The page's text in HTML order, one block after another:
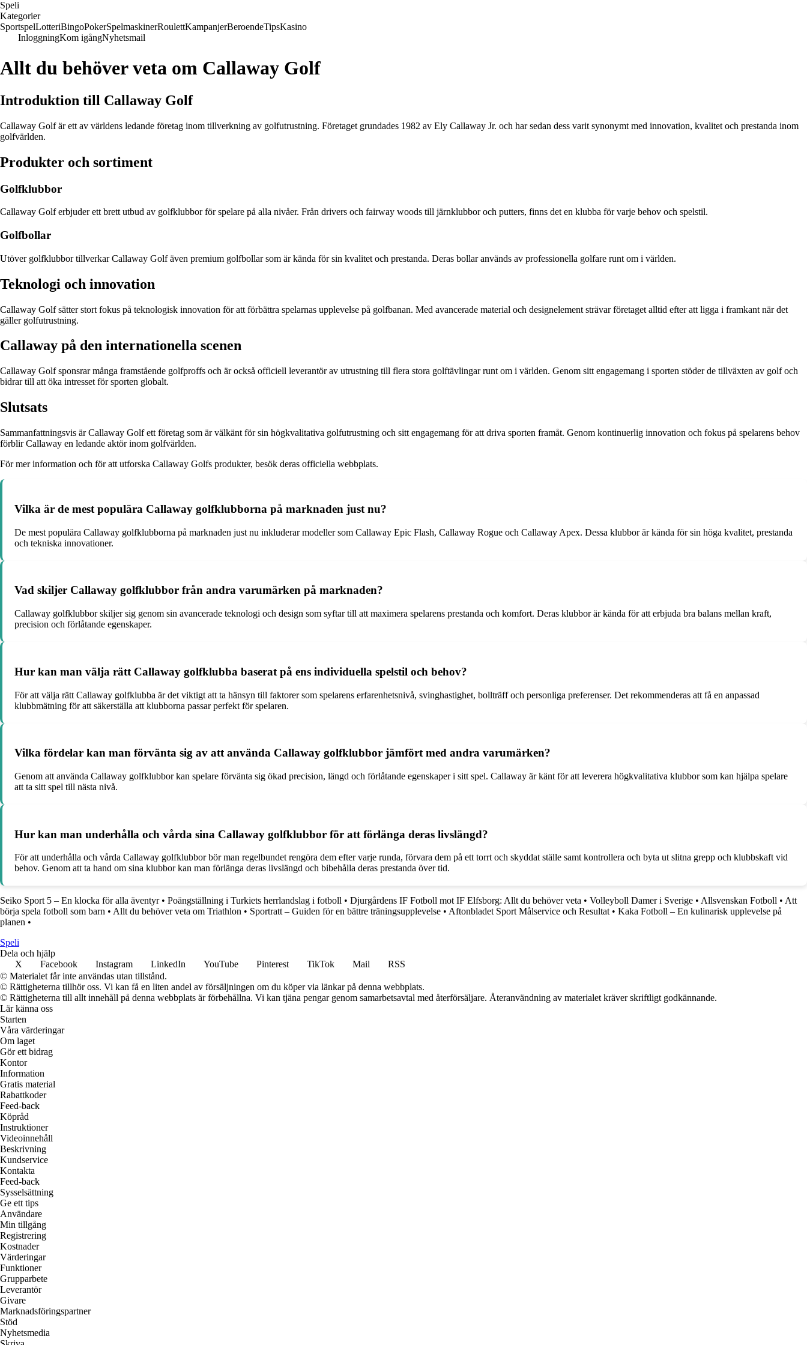
Speli
Kategorier
SportspelLotteriBingoPokerSpelmaskinerRoulettKampanjerBeroendeTipsKasino
InloggningKom igångNyhetsmail
Allt du behöver veta om Callaway Golf
Introduktion till Callaway Golf
Callaway Golf är ett av världens ledande företag inom tillverkning av golfutrustning. Företaget grundades 1982 av Ely Callaway Jr. och har sedan dess varit synonymt med innovation, kvalitet och prestanda inom
golfvärlden.
Produkter och sortiment
Golfklubbor
Callaway Golf erbjuder ett brett utbud av golfklubbor för spelare på alla nivåer. Från drivers och fairway woods till järnklubbor och putters, finns det en klubba för varje behov och spelstil.
Golfbollar
Utöver golfklubbor tillverkar Callaway Golf även premium golfbollar som är kända för sin kvalitet och prestanda. Deras bollar används av professionella golfare runt om i världen.
Teknologi och innovation
Callaway Golf sätter stort fokus på teknologisk innovation för att förbättra spelarnas upplevelse på golfbanan. Med avancerade material och designelement strävar företaget alltid efter att ligga i framkant när det
gäller golfutrustning.
Callaway på den internationella scenen
Callaway Golf sponsrar många framstående golfproffs och är också officiell leverantör av utrustning till flera stora golftävlingar runt om i världen. Genom sitt engagemang i sporten stöder de tillväxten av golf och
bidrar till att öka intresset för sporten globalt.
Slutsats
Sammanfattningsvis är Callaway Golf ett företag som är välkänt för sin högkvalitativa golfutrustning och sitt engagemang för att driva sporten framåt. Genom kontinuerlig innovation och fokus på spelarens behov
förblir Callaway en ledande aktör inom golfvärlden.
För mer information och för att utforska Callaway Golfs produkter, besök deras officiella webbplats.
Vilka är de mest populära Callaway golfklubborna på marknaden just nu?
De mest populära Callaway golfklubborna på marknaden just nu inkluderar modeller som Callaway Epic Flash, Callaway Rogue och Callaway Apex. Dessa klubbor är kända för sin höga kvalitet, prestanda
och tekniska innovationer.
Vad skiljer Callaway golfklubbor från andra varumärken på marknaden?
Callaway golfklubbor skiljer sig genom sin avancerade teknologi och design som syftar till att maximera spelarens prestanda och komfort. Deras klubbor är kända för att erbjuda bra balans mellan kraft,
precision och förlåtande egenskaper.
Hur kan man välja rätt Callaway golfklubba baserat på ens individuella spelstil och behov?
För att välja rätt Callaway golfklubba är det viktigt att ta hänsyn till faktorer som spelarens erfarenhetsnivå, svinghastighet, bollträff och personliga preferenser. Det rekommenderas att få en anpassad
klubbmätning för att säkerställa att klubborna passar perfekt för spelaren.
Vilka fördelar kan man förvänta sig av att använda Callaway golfklubbor jämfört med andra varumärken?
Genom att använda Callaway golfklubbor kan spelare förvänta sig ökad precision, längd och förlåtande egenskaper i sitt spel. Callaway är känt för att leverera högkvalitativa klubbor som kan hjälpa spelare
att ta sitt spel till nästa nivå.
Hur kan man underhålla och vårda sina Callaway golfklubbor för att förlänga deras livslängd?
För att underhålla och vårda Callaway golfklubbor bör man regelbundet rengöra dem efter varje runda, förvara dem på ett torrt och skyddat ställe samt kontrollera och byta ut slitna grepp och klubbskaft vid
behov. Genom att ta hand om sina klubbor kan man förlänga deras livslängd och bibehålla deras prestanda över tid.
Seiko Sport 5 – En klocka för alla äventyr• Poängställning i Turkiets herrlandslag i fotboll • Djurgårdens IF Fotboll mot IF Elfsborg: Allt du behöver veta • Volleyboll Damer i Sverige • Allsvenskan Fotboll • Att
börja spela fotboll som barn • Allt du behöver veta om Triathlon • Sportratt – Guiden för en bättre träningsupplevelse • Aftonbladet Sport Målservice och Resultat • Kaka Fotboll – En kulinarisk upplevelse på
planen •
Speli
Dela och hjälp
X
Facebook Instagram LinkedIn YouTube Pinterest TikTok Mail
RSS
© Materialet får inte användas utan tillstånd.
© Rättigheterna tillhör oss. Vi kan få en liten andel av försäljningen om du köper via länkar på denna webbplats.
© Rättigheterna till allt innehåll på denna webbplats är förbehållna. Vi kan tjäna pengar genom samarbetsavtal med återförsäljare. Återanvändning av materialet kräver skriftligt godkännande.
Lär känna oss
Starten
Våra värderingar
Om laget
Gör ett bidrag
Kontor
Information
Gratis material
Rabattkoder
Feed-back
Köpråd
Instruktioner
Videoinnehåll
Beskrivning
Kundservice
Kontakta
Feed-back
Sysselsättning
Ge ett tips
Användare
Min tillgång
Registrering
Kostnader
Värderingar
Funktioner
Grupparbete
Leverantör
Givare
Marknadsföringspartner
Stöd
Nyhetsmedia